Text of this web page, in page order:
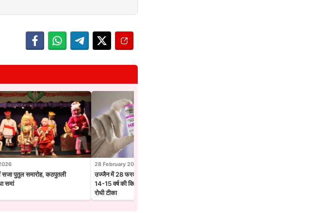
सजा पुतुल समारोह, कठपुतली
समां
28 February 2026
उज्जैन में 28 फरवरी से एचपीवी टीकाकरण अभियान,
14-15 वर्ष की किशोरियों को लगेगा सर्वाइकल कैंसर
रोधी टीका